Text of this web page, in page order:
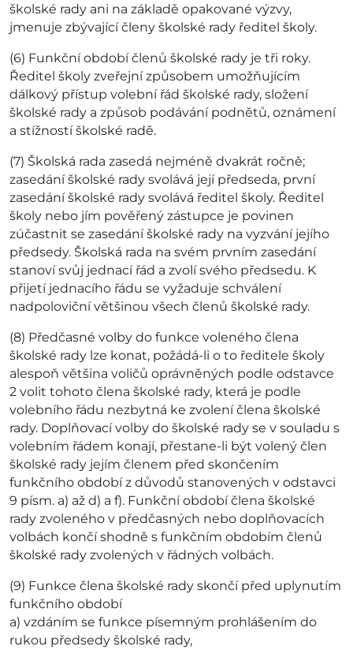
školské rady ani na základě opakované výzvy,
jmenuje zbývající členy školské rady ředitel školy.
(6) Funkční období členů školské rady je tři roky.
Ředitel školy zveřejní způsobem umožňujícím
dálkový přístup volební řád školské rady, složení
školské rady a způsob podávání podnětů, oznámení
a stížností školské radě.
(7) Školská rada zasedá nejméně dvakrát ročně;
zasedání školské rady svolává její předseda, první
zasedání školské rady svolává ředitel školy. Ředitel
školy nebo jím pověřený zástupce je povinen
zúčastnit se zasedání školské rady na vyzvání jejího
předsedy. Školská rada na svém prvním zasedání
stanoví svůj jednací řád a zvolí svého předsedu. K
přijetí jednacího řádu se vyžaduje schválení
nadpoloviční většinou všech členů školské rady.
(8) Předčasné volby do funkce voleného člena
školské rady lze konat, požádá-li o to ředitele školy
alespoň většina voličů oprávněných podle odstavce
2 volit tohoto člena školské rady, která je podle
volebního řádu nezbytná ke zvolení člena školské
rady. Doplňovací volby do školské rady se v souladu s
volebním řádem konají, přestane-li být volený člen
školské rady jejím členem před skončením
funkčního období z důvodů stanovených v odstavci
9 písm. a) až d) a f). Funkční období člena školské
rady zvoleného v předčasných nebo doplňovacích
volbách končí shodně s funkčním obdobím členů
školské rady zvolených v řádných volbách.
(9) Funkce člena školské rady skončí před uplynutím
funkčního období
a) vzdáním se funkce písemným prohlášením do
rukou předsedy školské rady,